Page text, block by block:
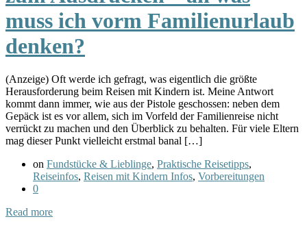
muss ich vorm Familienurlaub
denken?
(Anzeige) Oft werde ich gefragt, was eigentlich die größte
Herausforderung beim Reisen mit Kindern ist. Meine Antwort
kommt dann immer, wie aus der Pistole geschossen: neben dem
Gepäck ist es vor allem, sich im Vorfeld der Familienreise nicht
verrückt zu machen und den Überblick zu behalten. Für viele Eltern
mag dieser Punkt vielleicht erstmal banal […]
on Fundstücke & Lieblinge, Praktische Reisetipps,
Reiseinfos, Reisen mit Kindern Infos, Vorbereitungen
0
Read more